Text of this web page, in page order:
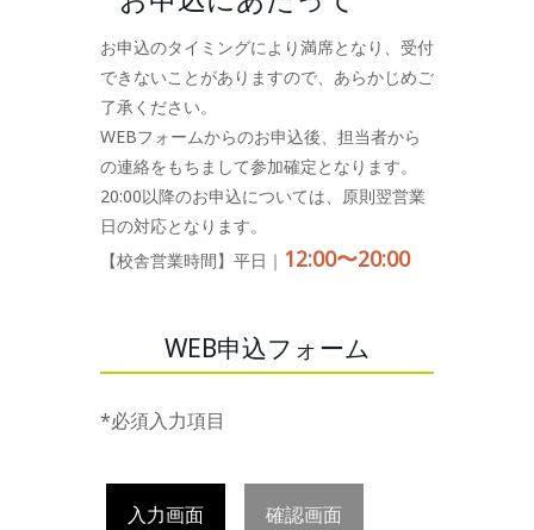
お申込のタイミングにより満席となり、受付
できないことがありますので、あらかじめご
了承ください。
WEBフォームからのお申込後、担当者から
の連絡をもちまして参加確定となります。
20:00以降のお申込については、原則翌営業
日の対応となります。
【校舎営業時間】平日｜ 12:00〜20:00
WEB申込フォーム
*必須入力項目
入力画面 確認画面